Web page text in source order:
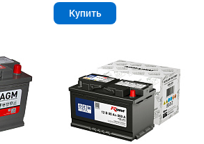
Купить